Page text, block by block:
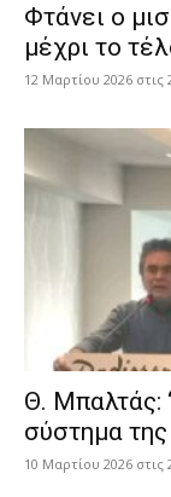
Φτάνει ο
μέχρι το
12 Μαρτίου 2026 στις
Θ. Μπαλτάς:
σύστημα
10 Μαρτίου 2026 στις